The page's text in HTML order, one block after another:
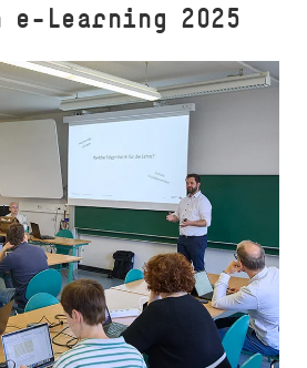
e-Learning 2025